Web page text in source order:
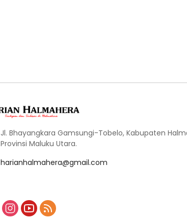
Jl. Bhayangkara Gamsungi-Tobelo, Kabupaten
Provinsi Maluku Utara.
harianhalmahera@gmail.com